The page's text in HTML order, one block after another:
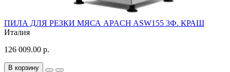
ПИЛА ДЛЯ РЕЗКИ МЯСА APACH ASW155 3Ф. КРАШ
Италия
126 009.00 р.
В корзину